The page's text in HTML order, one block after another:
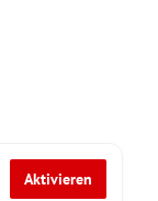
Aktivieren